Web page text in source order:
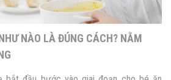
NÀO LÀ ĐÚNG CÁCH? NẰM